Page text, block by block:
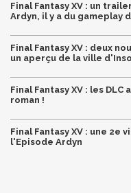
Final Fantasy XV : un
Ardyn, il y a du gameplay
Final Fantasy XV : deux
un aperçu de la ville
Final Fantasy XV : les
roman !
Final Fantasy XV : une
l'Episode Ardyn